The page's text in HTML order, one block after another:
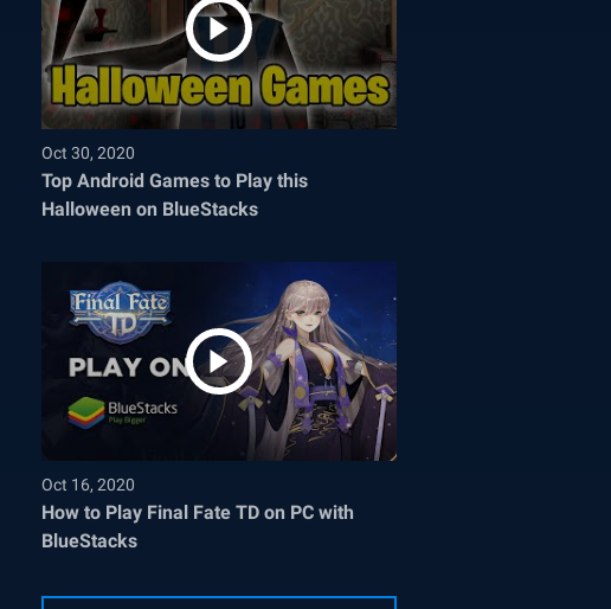
Oct 30, 2020
Top Android Games to Play this
Halloween on BlueStacks
Oct 16, 2020
How to Play Final Fate TD on PC with
BlueStacks